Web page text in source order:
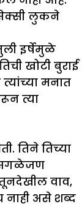
सेक्सी लुकने
इर्षेमुळे
खोटी बुराई
मनात
त्या
तिने तिच्या
सगळेजण
वाव,
नाही असे शब्द